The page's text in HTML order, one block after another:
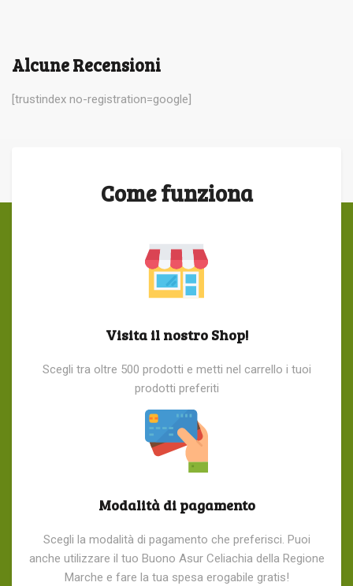
Alcune Recensioni
[trustindex no-registration=google]
Come funziona
Visita il nostro Shop!
Scegli tra oltre 500 prodotti e metti nel carrello i tuoi
prodotti preferiti
Modalità di pagamento
Scegli la modalità di pagamento che preferisci. Puoi
anche utilizzare il tuo Buono Asur Celiachia della Regione
Marche e fare la tua spesa erogabile gratis!